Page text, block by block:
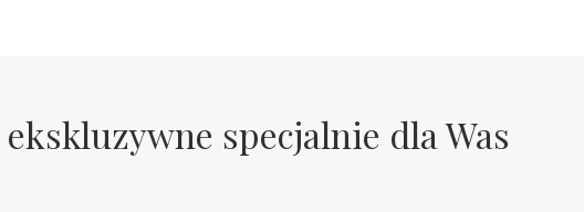
specjalnie dla Was